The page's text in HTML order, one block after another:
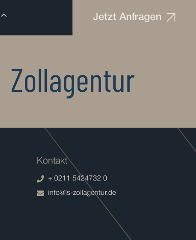
Jetzt Anfragen
Kontakt
+ 0211 5424732 0
info@ls-zollagentur.de